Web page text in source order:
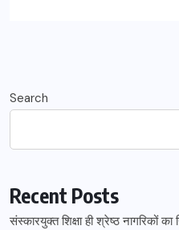
Search
Recent Posts
संस्कारयुक्त शिक्षा ही श्रेष्ठ नागरिकों